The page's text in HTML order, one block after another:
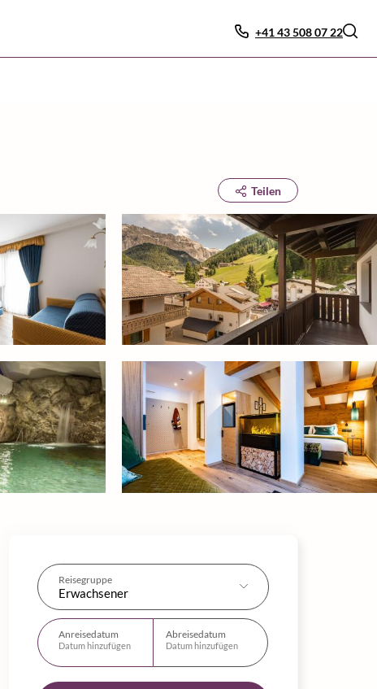
+41 43 508 07 22
Teilen
Reisegruppe
Erwachsener
Anreisedatum
Datum hinzufügen
Abreisedatum
Datum hinzufügen